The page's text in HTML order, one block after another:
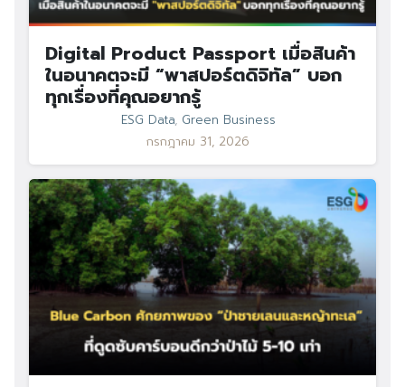
Digital Product Passport เมื่อสินค้า
ในอนาคตจะมี “พาสปอร์ตดิจิทัล” บอก
ทุกเรื่องที่คุณอยากรู้
ESG Data, Green Business
กรกฎาคม 31, 2026